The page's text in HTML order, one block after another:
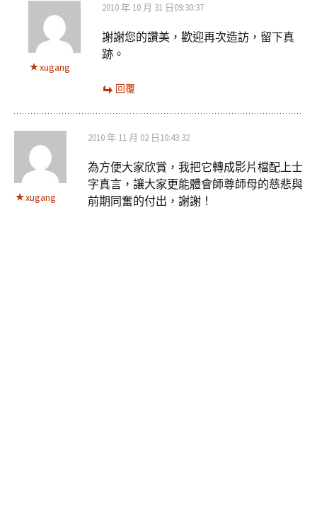
xugang
2010 年 10 月 31 日09:30:37
謝謝您的讚美，歡迎再次造訪，留下真
跡。
回覆
xugang
2010 年 11 月 02 日10:43:32
為方便大家欣賞，我把它轉成影片檔配上士
字真言，讓大家更能體會師尊師母的慈悲與
前期同奮的付出，謝謝！